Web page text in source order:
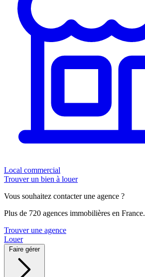
Local commercial
Trouver un bien à louer
Vous souhaitez contacter une agence ?
Plus de 720 agences immobilières en France.
Trouver une agence
Louer
Faire gérer